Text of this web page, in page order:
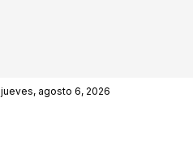
jueves, agosto 6, 2026